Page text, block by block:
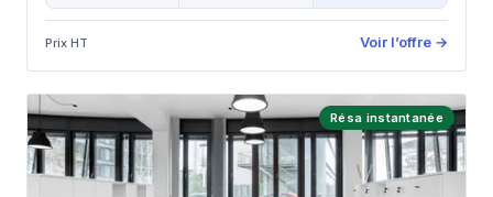
Prix HT Voir l’offre →
Résa instantanée